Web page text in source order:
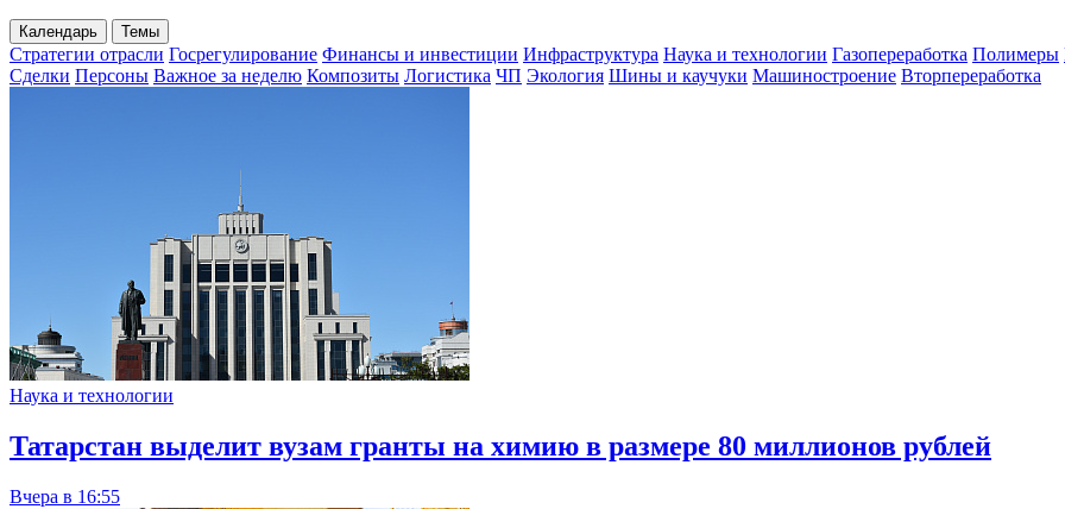
Календарь Темы
Стратегии отрасли Госрегулирование Финансы и инвестиции Инфраструктура Наука и технологии Газопереработка Полимеры
Сделки Персоны Важное за неделю Композиты Логистика ЧП Экология Шины и каучуки Машиностроение Вторпереработка
Наука и технологии
Татарстан выделит вузам гранты на химию в размере 80 миллионов рублей
Вчера в 16:55